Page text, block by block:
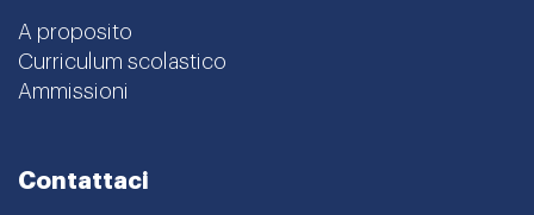
A proposito
Curriculum scolastico
Ammissioni
Contattaci